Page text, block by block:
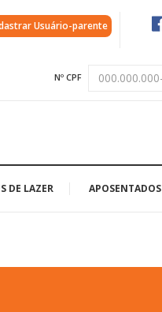
Usuário-parente
Nº CPF
DE LAZER APOSENTADOS